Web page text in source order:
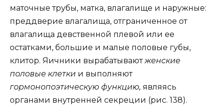
маточные трубы, матка, влагалище и наружные:
преддверие влагалища, отграниченное от
влагалища девственной плевой или ее
остатками, большие и малые половые губы,
клитор. Яичники вырабатываютженские
половые клетки и выполняют
гормонопоэтическую функцию, являясь
органами внутренней секреции (рис. 138).